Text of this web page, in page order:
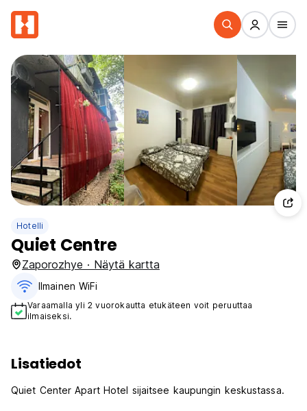
Hotelli
Quiet Centre
Zaporozhye · Näytä kartta
Ilmainen WiFi
Varaamalla yli 2 vuorokautta etukäteen voit peruuttaa
ilmaiseksi.
Lisatiedot
Quiet Center Apart Hotel sijaitsee kaupungin keskustassa.